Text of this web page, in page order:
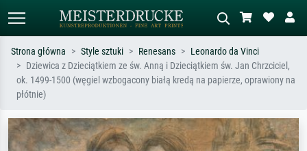
Wyszukiwanie standardowe Wyszukiwanie obrazów AI
Szukaj wg artysty, tytułu lub stylu – np.
impresjonizm, fala Hokusaia, akt.
stojący akt obok drzewa.
Strona główna Style sztuki Renesans
Leonardo da Vinci
Dziewica z Dzieciątkiem ze św. Anną i Dzieciątkiem św. Jan Chrzciciel,
ok. 1499-1500 (węgiel wzbogacony białą kredą na papierze, oprawiony na
płótnie)